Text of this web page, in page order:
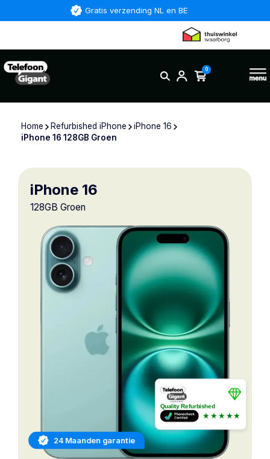
Gratis verzending NL en BE
0
Home Refurbished iPhone
iPhone 16
iPhone 16 128GB Groen
24 Maanden garantie
iPhone 16
128GB Groen
Quality Refurbished
★★★★★